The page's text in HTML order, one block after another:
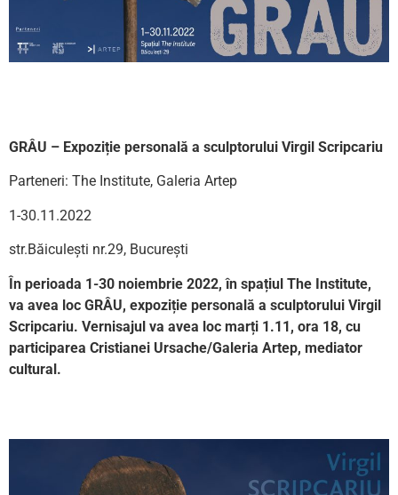
GRÂU – Expoziție personală a sculptorului Virgil Scripcariu
Parteneri: The Institute, Galeria Artep
1-30.11.2022
str.Băiculești nr.29, București
În perioada 1-30 noiembrie 2022, în spațiul The Institute,
va avea loc GRÂU, expoziție personală a sculptorului Virgil
Scripcariu. Vernisajul va avea loc marți 1.11, ora 18, cu
participarea Cristianei Ursache/Galeria Artep, mediator
cultural.